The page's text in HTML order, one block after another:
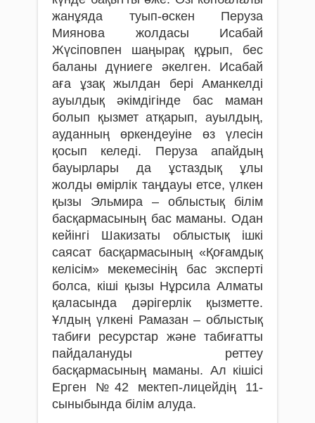
жанұяда туып-өскен Перуза
Миянова жолдасы Исабай
Жүсіповпен шаңырақ құрып, бес
баланы дүниеге әкелген. Исабай
аға ұзақ жылдан бері Аманкелді
ауылдық әкімдігінде бас маман
болып қызмет атқарып, ауылдың,
ауданның өркендеуіне өз үлесін
қосып келеді. Перуза апайдың
бауырлары да ұстаздық ұлы
жолды өмірлік таңдауы етсе, үлкен
қызы Эльмира – облыстық білім
басқармасының бас маманы. Одан
кейінгі Шакизаты облыстық ішкі
саясат басқармасының «Қоғамдық
келісім» мекемесінің бас эксперті
болса, кіші қызы Нұрсила Алматы
қаласында дәрігерлік қызметте.
Ұлдың үлкені Рамазан – облыстық
табиғи ресурстар және табиғатты
пайдалануды реттеу
басқармасының маманы. Ал кішісі
Ерген №42 мектеп-лицейдің 11-
сыныбында білім алуда.